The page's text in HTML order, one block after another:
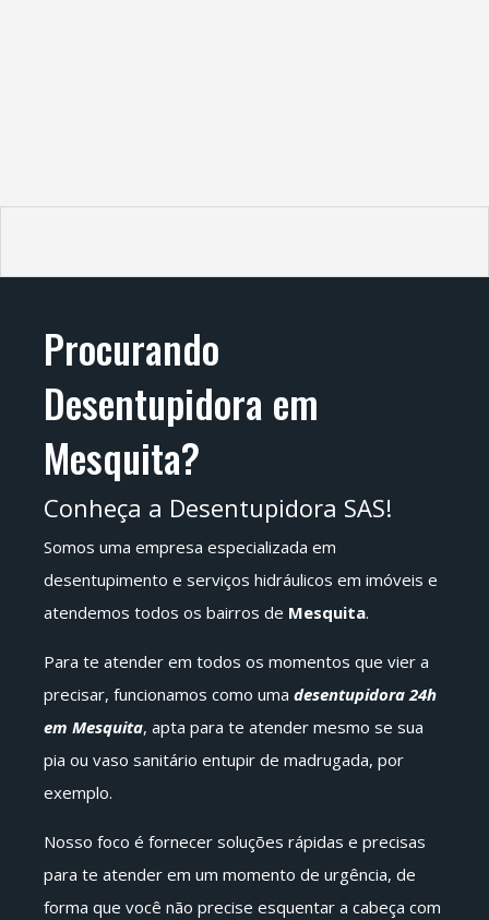
Procurando
Desentupidora em
Mesquita?
Conheça a Desentupidora SAS!
Somos uma empresa especializada em
desentupimento e serviços hidráulicos em imóveis e
atendemos todos os bairros de Mesquita.
Para te atender em todos os momentos que vier a
precisar, funcionamos como uma desentupidora 24h
em Mesquita, apta para te atender mesmo se sua
pia ou vaso sanitário entupir de madrugada, por
exemplo.
Nosso foco é fornecer soluções rápidas e precisas
para te atender em um momento de urgência, de
forma que você não precise esquentar a cabeça com